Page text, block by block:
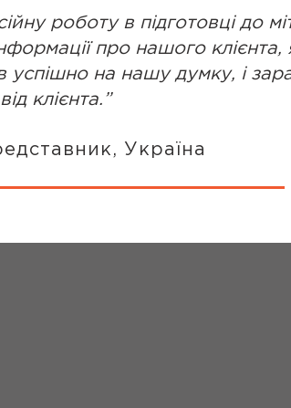
роботу в підготовці до
про нашого
успішно на нашу думку, і
клієнта.”
Україна